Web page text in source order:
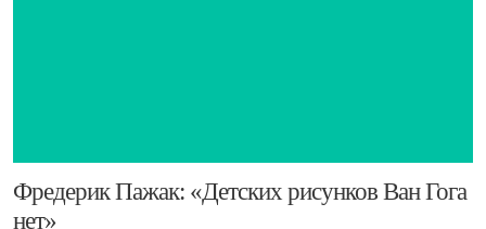
​Фредерик Пажак: «Детских рисунков Ван Гога
нет»